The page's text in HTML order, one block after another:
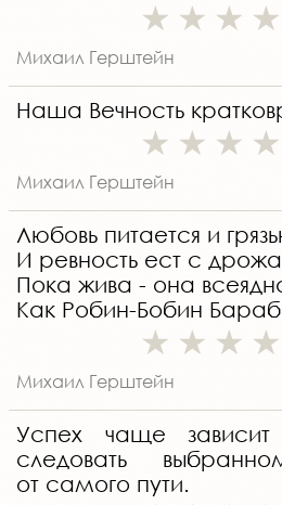
Михаил Герштейн
Наша Вечность
Михаил Герштейн
Любовь питается и
И ревность ест с
Пока жива - она
Как Робин-Бобин
Михаил Герштейн
Успех чаще
следовать
от самого пути.